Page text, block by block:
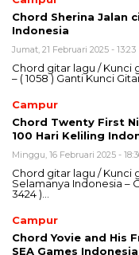
Chord Sherina Jalan
Indonesia
Jumat, 21 Februari 2025 - 13:23
Chord gitar lagu / Kunci
– ( 1058 ) Ganti Kunci
Campur
Chord Twenty First
100 Hari Keliling
Minggu, 16 Februari 2025 -
Chord gitar lagu / Kunci
Selamanya Indonesia –
3424 )…
Campur
Chord Yovie and His
SEA Games